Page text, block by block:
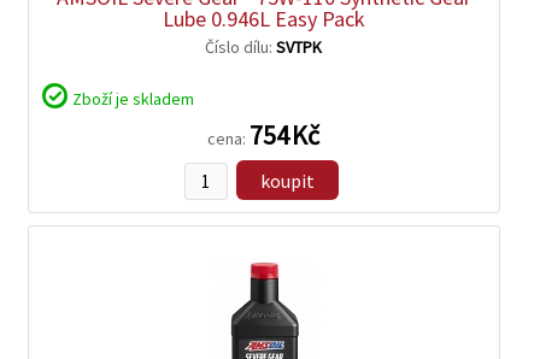
Lube 0.946L Easy Pack
cena: 754 Kč
Číslo dílu:SVTPK
koupit
Zboží je skladem